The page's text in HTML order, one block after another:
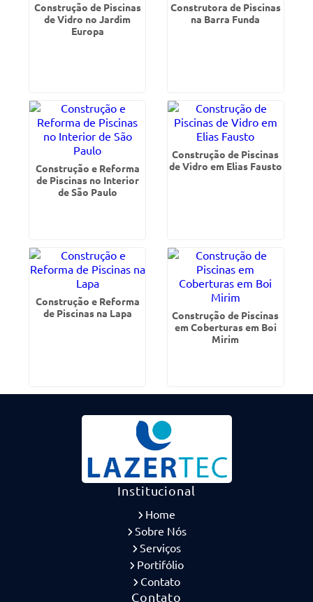
Construção de Piscinas
de Vidro no Jardim
Europa
Construtora de Piscinas
na Barra Funda
Construção e Reforma
de Piscinas no Interior
de São Paulo
Construção de Piscinas
de Vidro em Elias Fausto
Construção e Reforma
de Piscinas na Lapa
Construção de Piscinas
em Coberturas em Boi
Mirim
Institucional
Home
Sobre Nós
Serviços
Portifólio
Contato
Contato